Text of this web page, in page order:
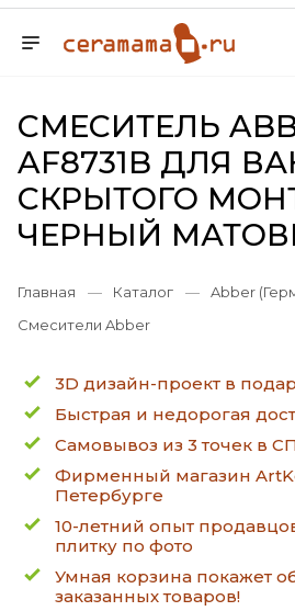
СМЕСИТЕЛЬ
AF8731B ДЛЯ
СКРЫТОГО
ЧЕРНЫЙ
Главная — Каталог — Abber
Смесители Abber
3D дизайн-проект в
Быстрая и недорогая
Самовывоз из 3 точек в
Фирменный магазин
Петербурге
10-летний опыт
плитку по фото
Умная корзина покажет
заказанных товаров!